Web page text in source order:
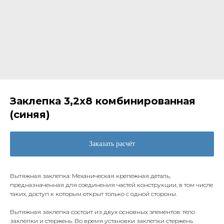
Заклепка 3,2х8 комбинированная
(синяя)
Заказать расчёт
Вытяжная заклепка: Механическая крепежная деталь,
предназначенная для соединения частей конструкции, в том числе
таких, доступ к которым открыт только с одной стороны.
Вытяжная заклепка состоит из двух основных элементов: тело
заклепки и стержень. Во время установки заклепки стержень